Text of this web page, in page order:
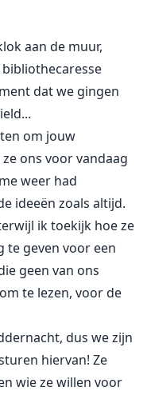
maximaal
om hen aan te
diepten van een
de bewakers niet
ze Coban
donkerder dan
vuur dat zijn
het project
vrijheid is - zijn
die hem heeft
bewijzen dat hij
aan de muur,
dat we gingen
om jouw
ons voor vandaag
weer had
ideeën zoals altijd.
ik toekijk hoe ze
geven voor een
geen van ons
te lezen, voor de
dus we zijn
hiervan! Ze
wie ze willen voor